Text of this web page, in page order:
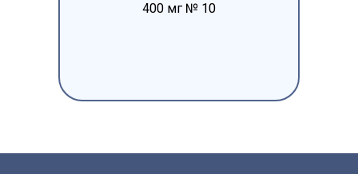
400 мг № 10